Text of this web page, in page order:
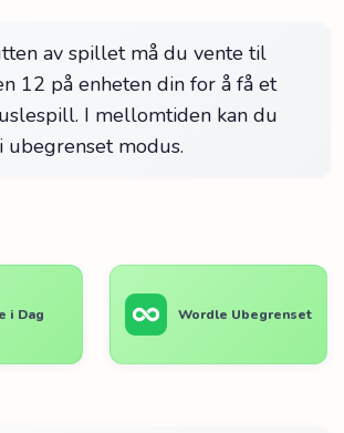
av spillet må du vente til
12 på enheten din for å få et
I mellomtiden kan du
ubegrenset modus.
i Dag Wordle Ubegrenset